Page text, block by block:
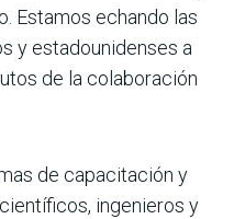
Estamos echando las
y estadounidenses a
de la colaboración
de capacitación y
ingenieros y